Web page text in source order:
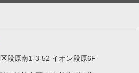
段原南1-3-52 イオン段原6F